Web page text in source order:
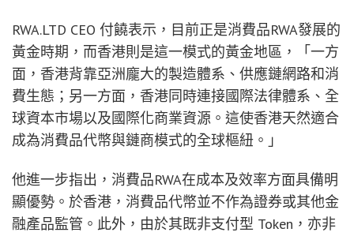
RWA.LTD CEO 付饒表示，目前正是消費品RWA發展的
黃金時期，而香港則是這一模式的黃金地區，「一方
面，香港背靠亞洲龐大的製造體系、供應鏈網路和消
費生態；另一方面，香港同時連接國際法律體系、全
球資本市場以及國際化商業資源。這使香港天然適合
成為消費品代幣與鏈商模式的全球樞紐。」
他進一步指出，消費品RWA在成本及效率方面具備明
顯優勢。於香港，消費品代幣並不作為證券或其他金
融產品監管。此外，由於其既非支付型 Token，亦非